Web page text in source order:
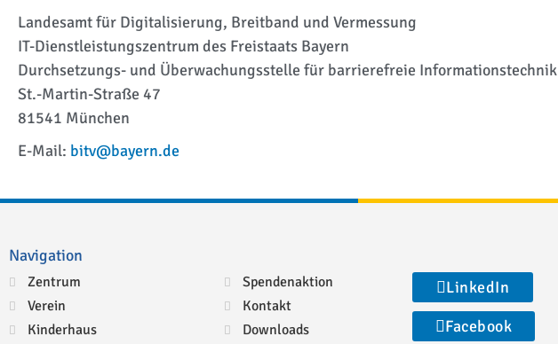
Landesamt für Digitalisierung, Breitband und Vermessung
IT-Dienstleistungszentrum des Freistaats Bayern
Durchsetzungs- und Überwachungsstelle für barrierefreie Informationstechnik
St.-Martin-Straße 47
81541 München
E-Mail: bitv@bayern.de
Navigation
Zentrum
Verein
Kinderhaus
Spendenaktion
Kontakt
Downloads
LinkedIn
Facebook